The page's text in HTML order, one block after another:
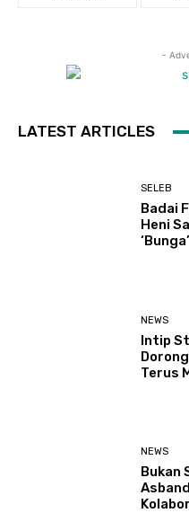
-
LATEST ARTICLES
SELEB
Badai
Heni
‘Bunga’
NEWS
Intip
Terus
NEWS
Bukan